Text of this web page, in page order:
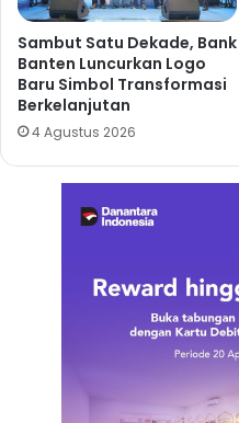
Sambut Satu Dekade, Bank
Banten Luncurkan Logo
Baru Simbol Transformasi
Berkelanjutan
4 Agustus 2026